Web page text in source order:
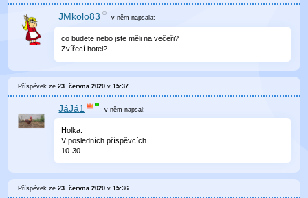
JMkolo83 v němnapsala:
co budete nebo jste měli na večeři?
Zvířecí hotel?
Příspěvek ze23. června 2020 v15:37.
JáJá1 v něm napsal:
Holka.
V posledních příspěvcích.
10-30
Příspěvek ze23. června 2020 v15:36